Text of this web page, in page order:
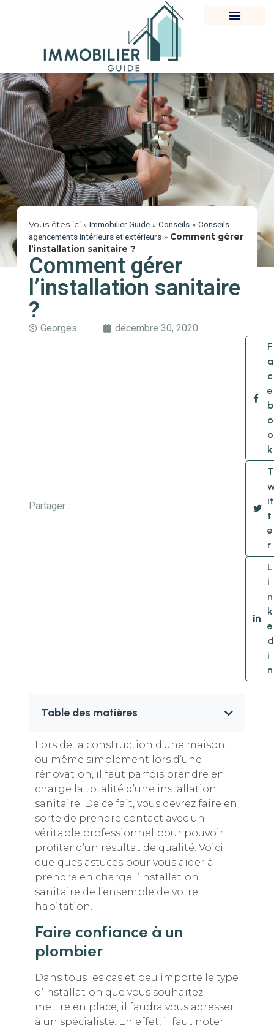
Vous êtes ici » Immobilier Guide» Conseils» Conseils
agencements intérieurs et extérieurs» Comment gérer
l’installation sanitaire ?
Comment gérer
l’installation sanitaire
?
Georges décembre 30, 2020
Partager :
F
a
c
e
b
o
o
k
T
it
t
e
r
L
i
n
k
e
d
i
n
Table des matières
Lors de la construction d’une maison,
ou même simplement lors d’une
rénovation, il faut parfois prendre en
charge la totalité d’une installation
sanitaire. De ce fait, vous devrez faire en
sorte de prendre contact avec un
véritable professionnel pour pouvoir
profiter d’un résultat de qualité. Voici
quelques astuces pour vous aider à
prendre en charge l’installation
sanitaire de l’ensemble de votre
habitation.
Faire confiance à un
plombier
Dans tous les cas et peu importe le type
d’installation que vous souhaitez
mettre en place, il faudra vous adresser
à un spécialiste. En effet, il faut noter